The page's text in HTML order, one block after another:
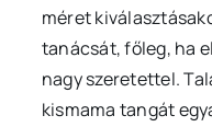
méret
tanácsát, főleg, ha
nagy szeretettel.
kismama tangát